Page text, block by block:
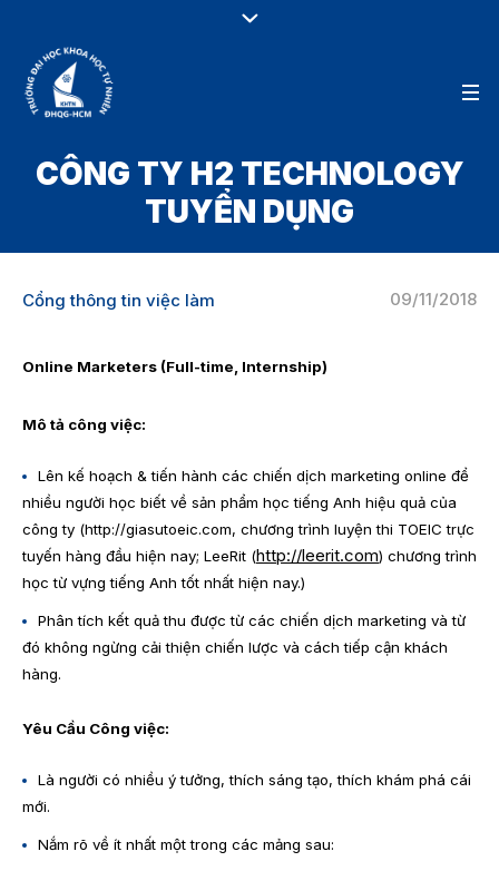
CÔNG TY H2 TECHNOLOGY
TUYỂN DỤNG
09/11/2018
Cổng thông tin việc làm
Online Marketers (Full-time, Internship)
Mô tả công việc:
Lên kế hoạch & tiến hành các chiến dịch marketing online để
nhiều người học biết về sản phẩm học tiếng Anh hiệu quả của
công ty (http://giasutoeic.com, chương trình luyện thi TOEIC trực
tuyến hàng đầu hiện nay; LeeRit (http://leerit.com) chương trình
học từ vựng tiếng Anh tốt nhất hiện nay.)
Phân tích kết quả thu được từ các chiến dịch marketing và từ
đó không ngừng cải thiện chiến lược và cách tiếp cận khách
hàng.
Yêu Cầu Công việc:
Là người có nhiều ý tưởng, thích sáng tạo, thích khám phá cái
mới.
Nắm rõ về ít nhất một trong các mảng sau: